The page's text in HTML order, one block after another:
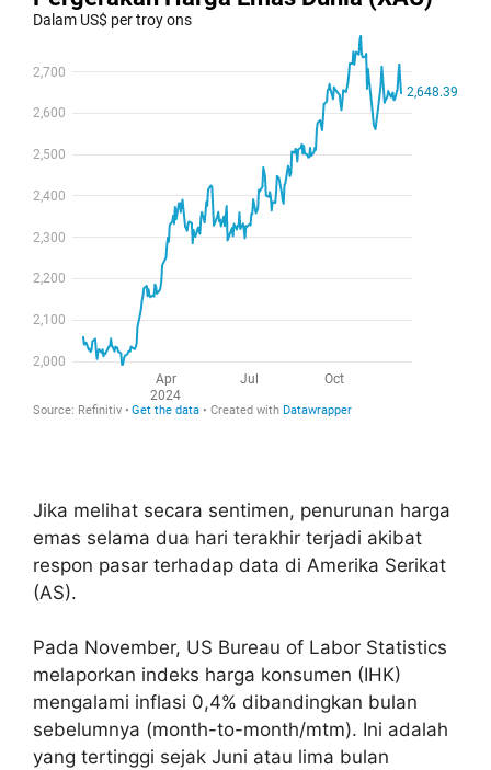
Jika melihat secara sentimen, penurunan harga
emas selama dua hari terakhir terjadi akibat
respon pasar terhadap data di Amerika Serikat
(AS).
Pada November, US Bureau of Labor Statistics
melaporkan indeks harga konsumen (IHK)
mengalami inflasi 0,4% dibandingkan bulan
sebelumnya (month-to-month/mtm). Ini adalah
yang tertinggi sejak Juni atau lima bulan